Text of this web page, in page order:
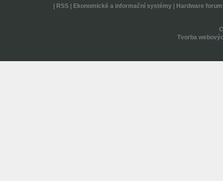
RSS| Ekonomické a informační systémy| Hardware forum
Tvorba